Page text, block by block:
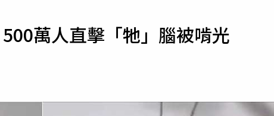
運勢
萬人直擊「牠」腦被啃光